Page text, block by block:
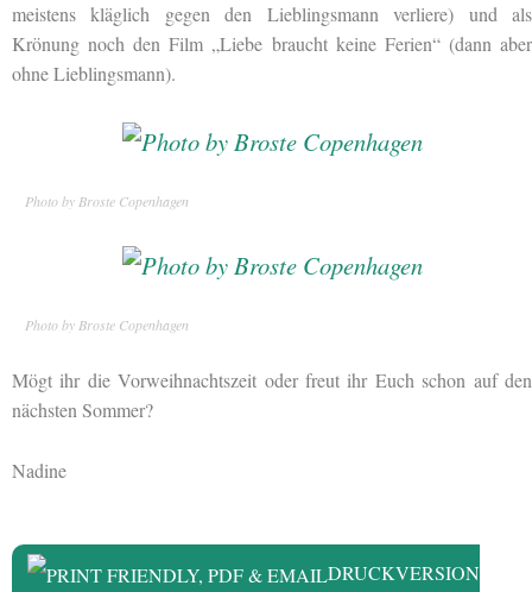
meistens kläglich gegen den Lieblingsmann verliere) und als
Krönung noch den Film „Liebe braucht keine Ferien“ (dann aber
ohne Lieblingsmann).
Photo by Broste Copenhagen
Photo by Broste Copenhagen
Mögt ihr die Vorweihnachtszeit oder freut ihr Euch schon auf den
nächsten Sommer?
Nadine
DRUCKVERSION